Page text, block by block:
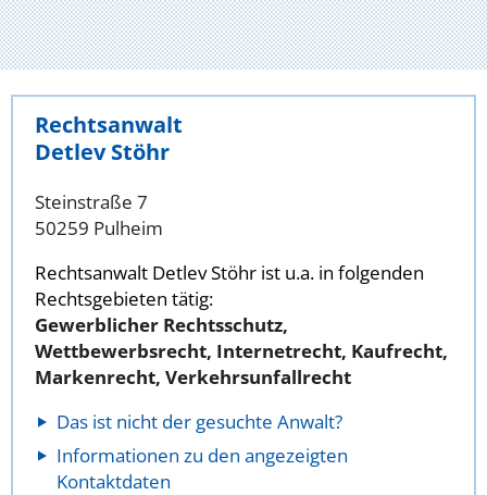
Rechtsanwalt
Detlev Stöhr
Steinstraße 7
50259 Pulheim
Rechtsanwalt Detlev Stöhr ist u.a. in folgenden
Rechtsgebieten tätig:
Gewerblicher Rechtsschutz,
Wettbewerbsrecht, Internetrecht, Kaufrecht,
Markenrecht, Verkehrsunfallrecht
Das ist nicht der gesuchte Anwalt?
Informationen zu den angezeigten
Kontaktdaten